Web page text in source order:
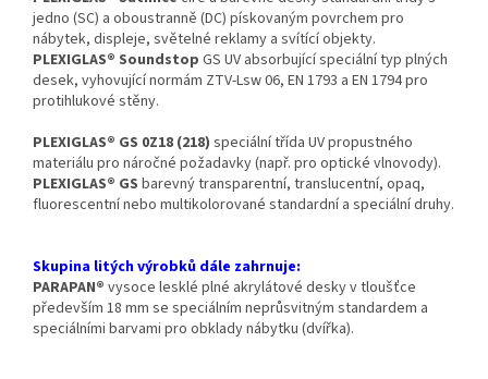
jedno (SC) a oboustranně (DC) pískovaným povrchem pro
nábytek, displeje, světelné reklamy a svítící objekty.
PLEXIGLAS® Soundstop GS UV absorbující speciální typ plných
desek, vyhovující normám ZTV-Lsw 06, EN 1793 a EN 1794 pro
protihlukové stěny.
PLEXIGLAS® GS 0Z18 (218) speciální třída UV propustného
materiálu pro náročné požadavky (např. pro optické vlnovody).
PLEXIGLAS® GS barevný transparentní, translucentní, opaq,
fluorescentní nebo multikolorované standardní a speciální druhy.
Skupina litých výrobků dále zahrnuje:
PARAPAN® vysoce lesklé plné akrylátové desky v tloušťce
především 18 mm se speciálním neprůsvitným standardem a
speciálními barvami pro obklady nábytku (dvířka).